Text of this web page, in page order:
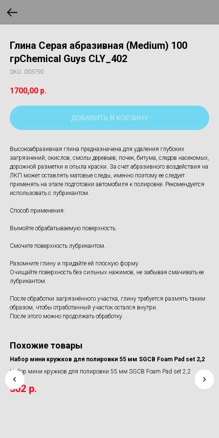
Глина Серая абразивная (Medium) 100
грChemical Guys CLY_402
SKU: 003792
1700,00 р.
ДОБАВИТЬ В КОРЗИНУ
Высокоабразивная глина предназначена для удаления глубоких
загрязнений, окислов, смолы деревьев, почек, битума, следов насекомых,
дорожной разметки и опыла краски. За счет абразивного воздействия на
ЛКП может оставлять матовые следы, именно поэтому ее следует
применять на этапе подготовки автомобиля к полировке. Рекомендуется
использовать с лубрикантом.
Способ применения:
Вымойте обрабатываемую поверхность.
Смочите поверхность лубрикантом.
Разомните глину и придайте ей плоскую форму.
Очищайте поверхность без сильных нажимов, не забывая смачивать ее
лубрикантом.
После обработки загрязнённого участка, глину требуется размять таким
образом, чтобы отработанный участок остался внутри.
После этого можно продолжать обработку.
Похожие товары
Набор мини кружков для полировки 55 мм SGCB Foam Pad set 2,2
Набор мини кружков для полировки 55 мм SGCB Foam Pad set 2,2
302 р. 1